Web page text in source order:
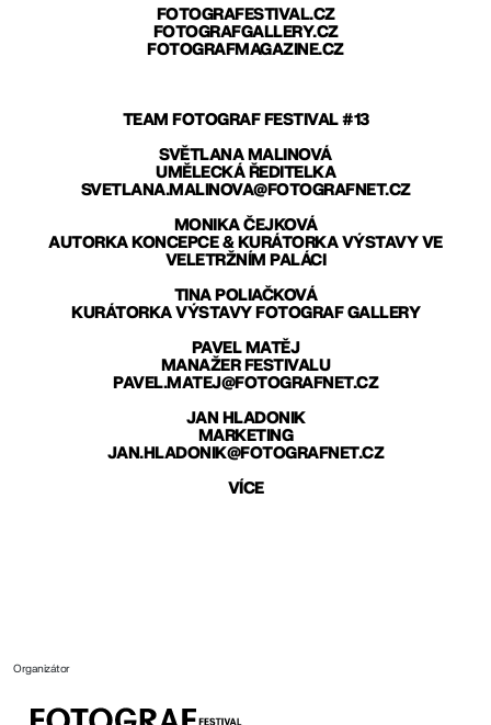
FOTOGRAFESTIVAL.CZ
FOTOGRAFGALLERY.CZ
FOTOGRAFMAGAZINE.CZ
TEAM FOTOGRAF FESTIVAL #13
SVĚTLANA MALINOVÁ
UMĚLECKÁ ŘEDITELKA
SVETLANA.MALINOVA@FOTOGRAFNET.CZ
MONIKA ČEJKOVÁ
AUTORKA KONCEPCE & KURÁTORKA VÝSTAVY VE
VELETRŽNÍM PALÁCI
TINA POLIAČKOVÁ
KURÁTORKA VÝSTAVY FOTOGRAF GALLERY
PAVEL MATĚJ
MANAŽER FESTIVALU
PAVEL.MATEJ@FOTOGRAFNET.CZ
JAN HLADONIK
MARKETING
JAN.HLADONIK@FOTOGRAFNET.CZ
VÍCE
Organizátor